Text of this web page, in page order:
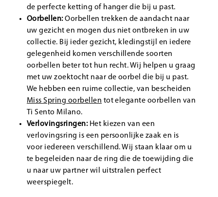
de perfecte ketting of hanger die bij u past.
Oorbellen:Oorbellen trekken de aandacht naar
uw gezicht en mogen dus niet ontbreken in uw
collectie. Bij ieder gezicht, kledingstijl en iedere
gelegenheid komen verschillende soorten
oorbellen beter tot hun recht. Wij helpen u graag
met uw zoektocht naar de oorbel die bij u past.
We hebben een ruime collectie, van bescheiden
Miss Spring oorbellen tot elegante oorbellen van
Ti Sento Milano.
Verlovingsringen:Het kiezen van een
verlovingsring is een persoonlijke zaak en is
voor iedereen verschillend. Wij staan klaar om u
te begeleiden naar de ring die de toewijding die
u naar uw partner wil uitstralen perfect
weerspiegelt.